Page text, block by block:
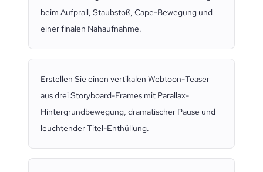
beim Aufprall, Staubstoß, Cape-Bewegung und
einer finalen Nahaufnahme.
Erstellen Sie einen vertikalen Webtoon-Teaser
aus drei Storyboard-Frames mit Parallax-
Hintergrundbewegung, dramatischer Pause und
leuchtender Titel-Enthüllung.